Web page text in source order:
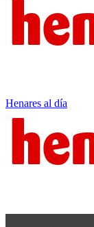
Henares al día